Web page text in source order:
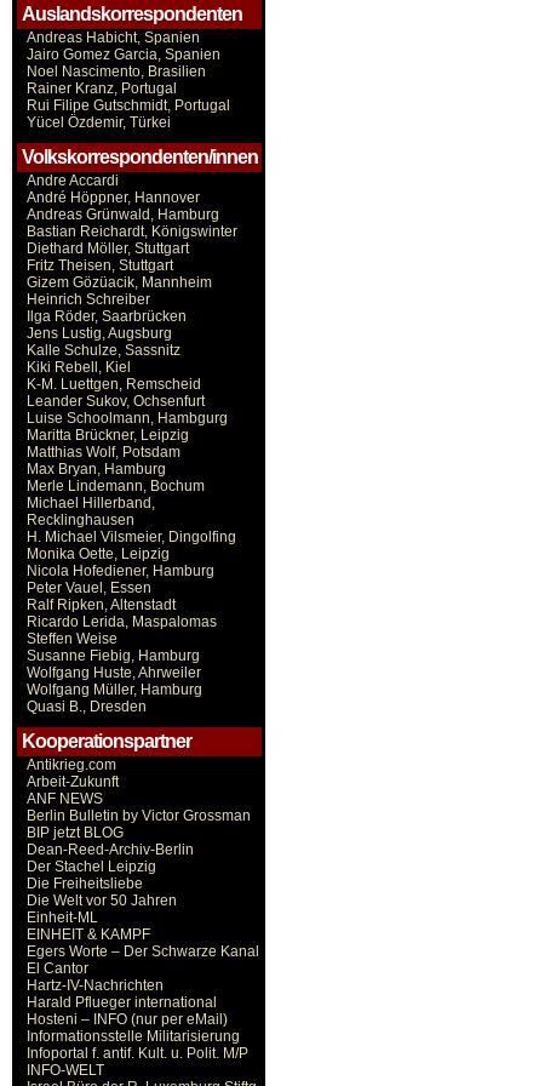
Auslandskorrespondenten
Andreas Habicht, Spanien
Jairo Gomez Garcia, Spanien
Noel Nascimento, Brasilien
Rainer Kranz, Portugal
Rui Filipe Gutschmidt, Portugal
Yücel Özdemir, Türkei
Volkskorrespondenten/innen
Andre Accardi
André Höppner, Hannover
Andreas Grünwald, Hamburg
Bastian Reichardt, Königswinter
Diethard Möller, Stuttgart
Fritz Theisen, Stuttgart
Gizem Gözüacik, Mannheim
Heinrich Schreiber
Ilga Röder, Saarbrücken
Jens Lustig, Augsburg
Kalle Schulze, Sassnitz
Kiki Rebell, Kiel
K-M. Luettgen, Remscheid
Leander Sukov, Ochsenfurt
Luise Schoolmann, Hambgurg
Maritta Brückner, Leipzig
Matthias Wolf, Potsdam
Max Bryan, Hamburg
Merle Lindemann, Bochum
Michael Hillerband,
Recklinghausen
H. Michael Vilsmeier, Dingolfing
Monika Oette, Leipzig
Nicola Hofediener, Hamburg
Peter Vauel, Essen
Ralf Ripken, Altenstadt
Ricardo Lerida, Maspalomas
Steffen Weise
Susanne Fiebig, Hamburg
Wolfgang Huste, Ahrweiler
Wolfgang Müller, Hamburg
Quasi B., Dresden
Kooperationspartner
Antikrieg.com
Arbeit-Zukunft
ANF NEWS
Berlin Bulletin by Victor Grossman
BIP jetzt BLOG
Dean-Reed-Archiv-Berlin
Der Stachel Leipzig
Die Freiheitsliebe
Die Welt vor 50 Jahren
Einheit-ML
EINHEIT & KAMPF
Egers Worte – Der Schwarze Kanal
El Cantor
Hartz-IV-Nachrichten
Harald Pflueger international
Hosteni – INFO (nur per eMail)
Informationsstelle Militarisierung
Infoportal f. antif. Kult. u. Polit. M/P
INFO-WELT